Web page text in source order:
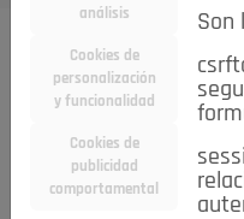
JULIO-AGOSTO 2019
Sábado
12-07-2019 10:58 a.m.
análisis
Cookies de
personalización
y funcionalidad
Cookies de
publicidad
comportamental
Son